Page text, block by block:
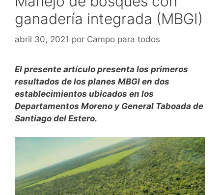
ganadería integrada (MBGI)
abril 30, 2021 por Campo para todos
El presente artículo presenta los primeros
resultados de los planes MBGI en dos
establecimientos ubicados en los
Departamentos Moreno y General Taboada de
Santiago del Estero.